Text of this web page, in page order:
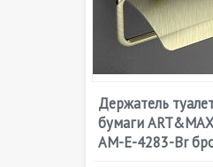
Держатель
бумаги
AM-E-4283-Br